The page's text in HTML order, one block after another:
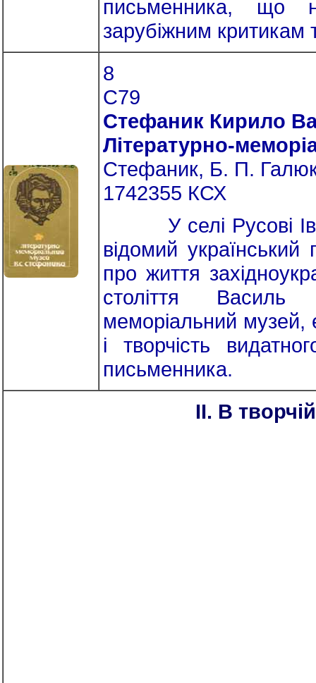
письменника, що
зарубіжним критикам
8
С79
Стефаник Кирило
Літературно-
Стефаник, Б. П.
1742355 КСХ
У селі Русові
відомий
про життя
століття Василь
меморіальний музей,
і творчість
письменника.
II. В